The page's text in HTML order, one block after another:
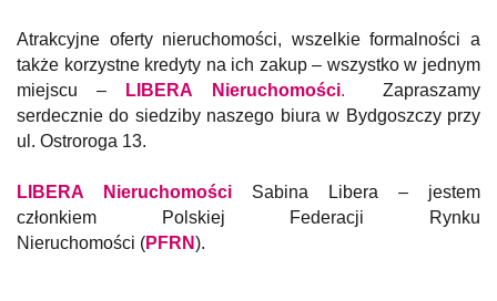
Atrakcyjne oferty nieruchomości, wszelkie formalności a
także korzystne kredyty na ich zakup – wszystko w jednym
miejscu –
LIBERA Nieruchomości. Zapraszamy
serdecznie do siedziby naszego biura w Bydgoszczy przy
ul. Ostroroga 13.
LIBERA Nieruchomości Sabina Libera – jestem
członkiem Polskiej Federacji Rynku
Nieruchomości (PFRN).